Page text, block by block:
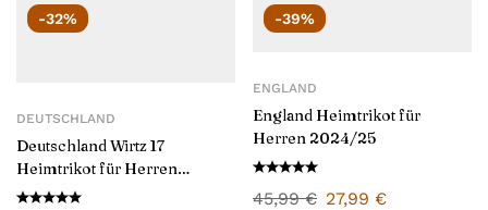
-32%
DEUTSCHLAND
Deutschland Wirtz 17
Heimtrikot für Herren
2024/25
-39%
ENGLAND
England Heimtrikot für
Herren 2024/25
45,99€ 27,99 €